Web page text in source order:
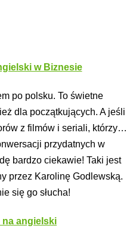
w Biznesie
po polsku. To świetne
dla początkujących. A jeśli
z filmów i seriali, którzy…
przydatnych w
bardzo ciekawie! Taki jest
przez Karolinę Godlewską.
się go słucha!
na angielski